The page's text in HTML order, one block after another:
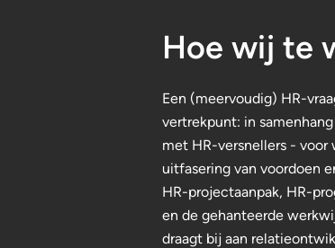
Hoe wij te
Een (meervoudig) HR-
vertrekpunt: in
met HR-versnellers - voor
uitfasering van voordoen
HR-projectaanpak, HR-
en de gehanteerde
draagt bij aan